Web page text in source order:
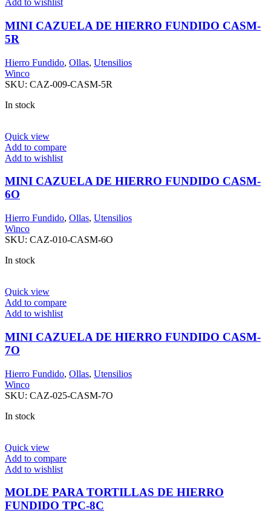
Add to wishlist
MINI CAZUELA DE HIERRO FUNDIDO CASM-
5R
Hierro Fundido, Ollas, Utensilios
Winco
SKU: CAZ-009-CASM-5R
In stock
Quick view
Add to compare
Add to wishlist
MINI CAZUELA DE HIERRO FUNDIDO CASM-
6O
Hierro Fundido, Ollas, Utensilios
Winco
SKU: CAZ-010-CASM-6O
In stock
Quick view
Add to compare
Add to wishlist
MINI CAZUELA DE HIERRO FUNDIDO CASM-
7O
Hierro Fundido, Ollas, Utensilios
Winco
SKU: CAZ-025-CASM-7O
In stock
Quick view
Add to compare
Add to wishlist
MOLDE PARA TORTILLAS DE HIERRO
FUNDIDO TPC-8C